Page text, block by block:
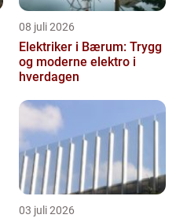
08 juli 2026
Elektriker i Bærum: Trygg
og moderne elektro i
hverdagen
03 juli 2026